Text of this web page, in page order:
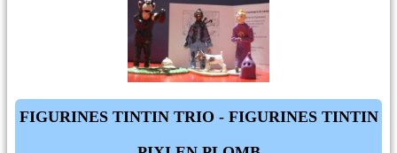
FIGURINES TINTIN TRIO - FIGURINES TINTIN